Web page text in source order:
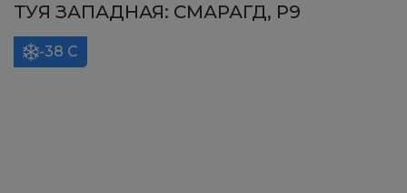
ТУЯ ЗАПАДНАЯ: СМАРАГД, Р9
-38 С